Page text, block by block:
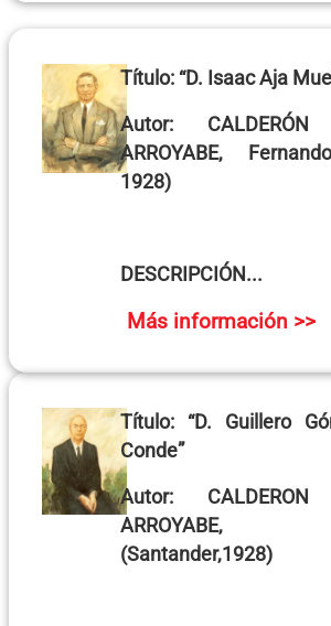
Título: “D. Isaac Aja
Autor:
ARROYABE, Fernando
1928)
DESCRIPCIÓN...
Más información >>
Título: “D. Guillero
Conde”
Autor:
ARROYABE,
(Santander,1928)